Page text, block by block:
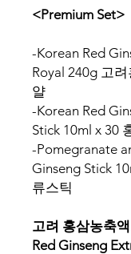
<Premium Set>
-Korean Red
Royal 240g 고
얄
-Korean Red
Stick 10ml x 30
-Pomegranate
Ginseng Stick
류스틱
고려 홍삼농축
Red Ginseng